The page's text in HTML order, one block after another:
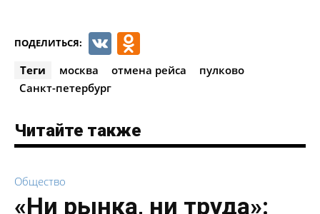
ПОДЕЛИТЬСЯ: VK
Теги москва отмена рейса
пулково
Санкт-петербург
Читайте также
Общество
«Ни рынка, ни труда»: